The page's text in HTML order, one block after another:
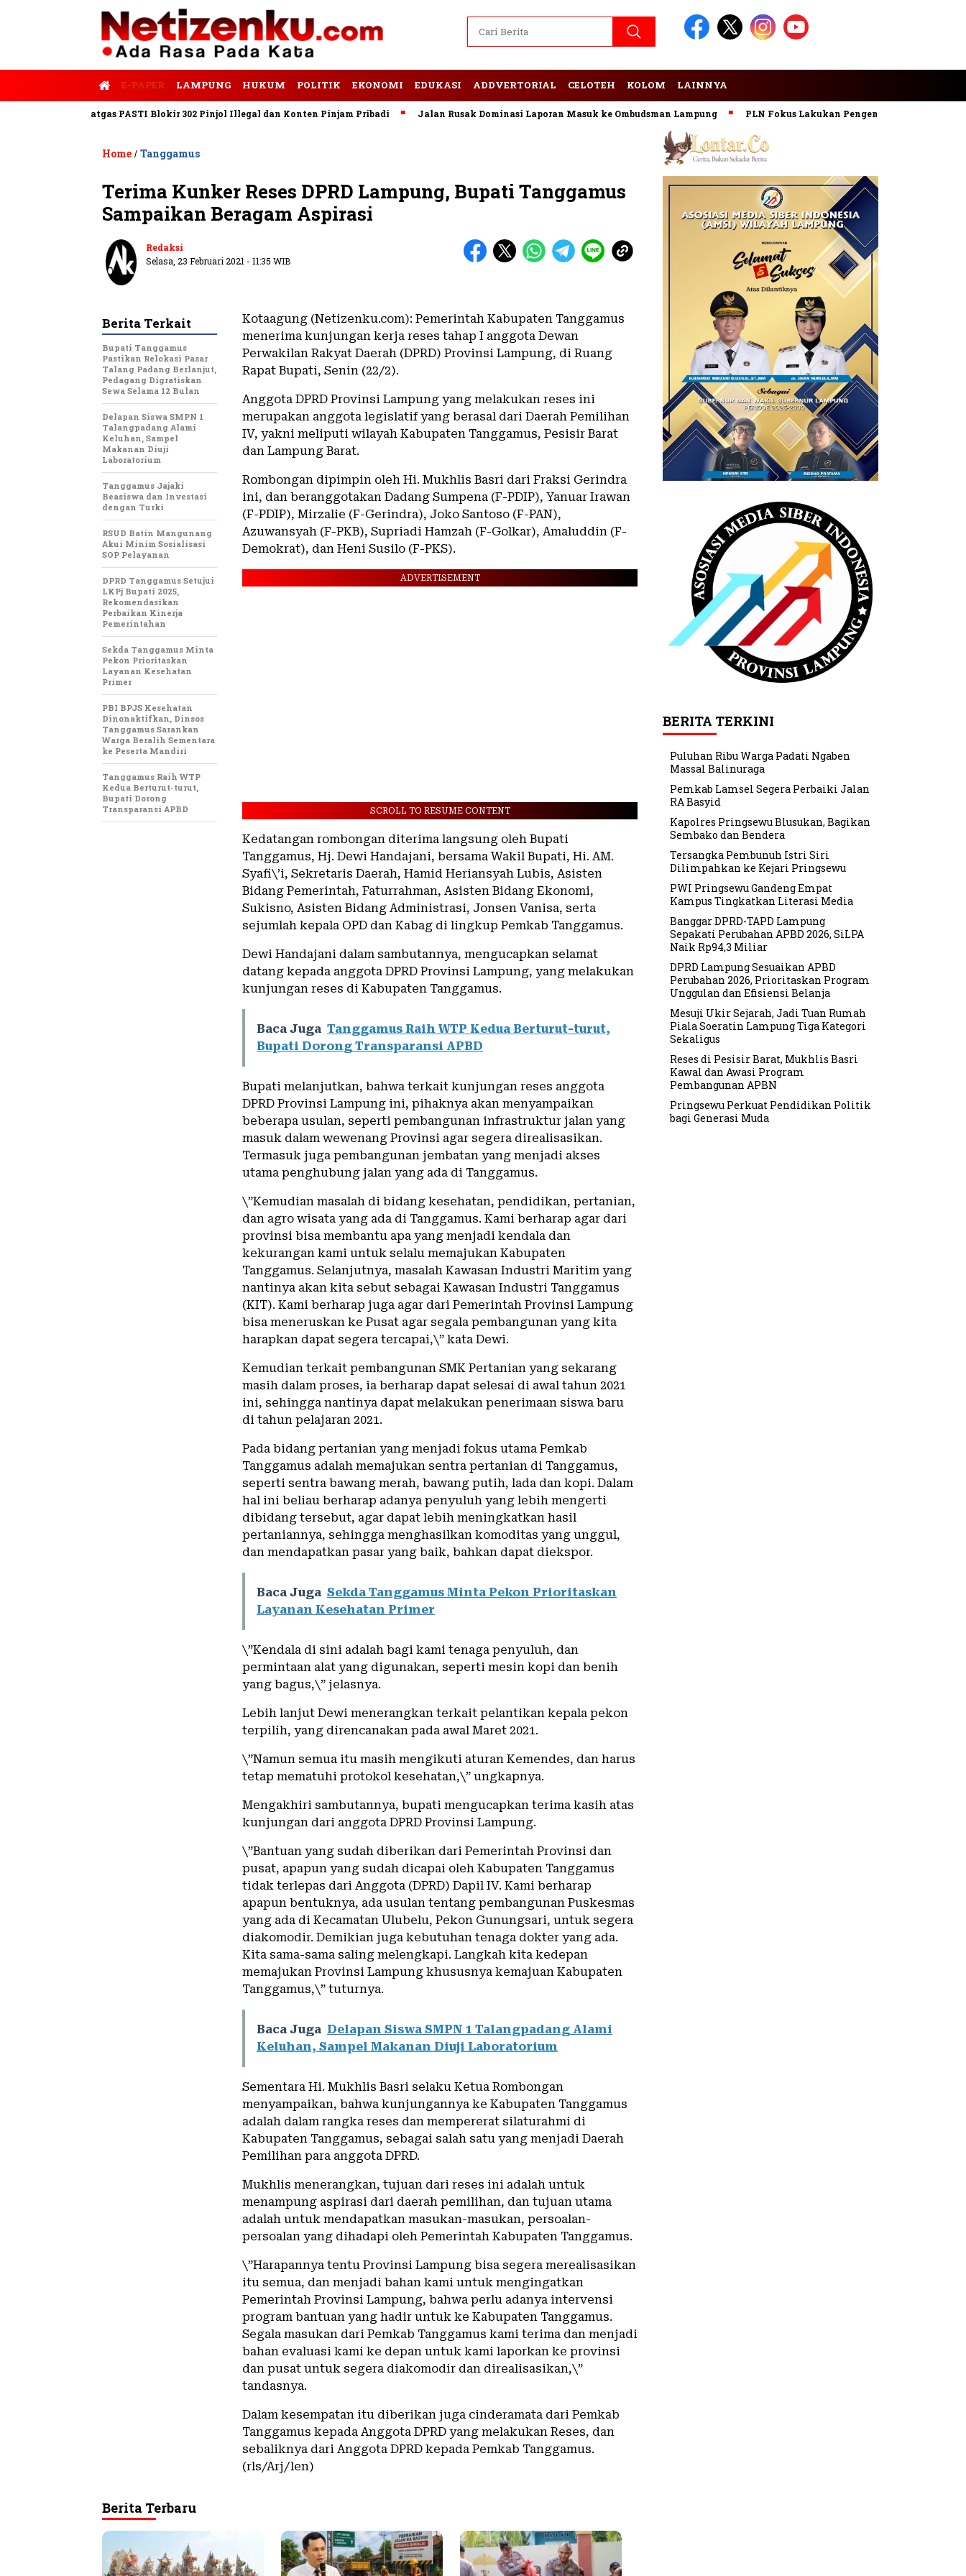
E-PAPER LAMPUNG HUKUM POLITIK EKONOMI EDUKASI ADDVERTORIAL CELOTEH KOLOM LAINNYA
Satgas PASTI Blokir 302 Pinjol Illegal dan Konten Pinjam Pribadi Jalan Rusak Dominasi Laporan Masuk ke Ombudsman Lampung PLN Fokus Lakukan Pengembangan Pembangkit EBT
Home / Tanggamus
Terima Kunker Reses DPRD Lampung, Bupati Tanggamus
Sampaikan Beragam Aspirasi
Redaksi
Selasa, 23 Februari 2021 - 11:35 WIB
Kotaagung (Netizenku.com): Pemerintah Kabupaten Tanggamus
menerima kunjungan kerja reses tahap I anggota Dewan
Perwakilan Rakyat Daerah (DPRD) Provinsi Lampung, di Ruang
Rapat Bupati, Senin (22/2).
Anggota DPRD Provinsi Lampung yang melakukan reses ini
merupakan anggota legislatif yang berasal dari Daerah Pemilihan
IV, yakni meliputi wilayah Kabupaten Tanggamus, Pesisir Barat
dan Lampung Barat.
Rombongan dipimpin oleh Hi. Mukhlis Basri dari Fraksi Gerindra
ini, dan beranggotakan Dadang Sumpena (F-PDIP), Yanuar Irawan
(F-PDIP), Mirzalie (F-Gerindra), Joko Santoso (F-PAN),
Azuwansyah (F-PKB), Supriadi Hamzah (F-Golkar), Amaluddin (F-
Demokrat), dan Heni Susilo (F-PKS).
ADVERTISEMENT
SCROLL TO RESUME CONTENT
Kedatangan rombongan diterima langsung oleh Bupati
Tanggamus, Hj. Dewi Handajani, bersama Wakil Bupati, Hi. AM.
Syafi\’i, Sekretaris Daerah, Hamid Heriansyah Lubis, Asisten
Bidang Pemerintah, Faturrahman, Asisten Bidang Ekonomi,
Sukisno, Asisten Bidang Administrasi, Jonsen Vanisa, serta
sejumlah kepala OPD dan Kabag di lingkup Pemkab Tanggamus.
Dewi Handajani dalam sambutannya, mengucapkan selamat
datang kepada anggota DPRD Provinsi Lampung, yang melakukan
kunjungan reses di Kabupaten Tanggamus.
Baca Juga Tanggamus Raih WTP Kedua Berturut-turut,
Bupati Dorong Transparansi APBD
Bupati melanjutkan, bahwa terkait kunjungan reses anggota
DPRD Provinsi Lampung ini, pihaknya akan menyampaikan
beberapa usulan, seperti pembangunan infrastruktur jalan yang
masuk dalam wewenang Provinsi agar segera direalisasikan.
Termasuk juga pembangunan jembatan yang menjadi akses
utama penghubung jalan yang ada di Tanggamus.
\”Kemudian masalah di bidang kesehatan, pendidikan, pertanian,
dan agro wisata yang ada di Tanggamus. Kami berharap agar dari
provinsi bisa membantu apa yang menjadi kendala dan
kekurangan kami untuk selalu memajukan Kabupaten
Tanggamus. Selanjutnya, masalah Kawasan Industri Maritim yang
nantinya akan kita sebut sebagai Kawasan Industri Tanggamus
(KIT). Kami berharap juga agar dari Pemerintah Provinsi Lampung
bisa meneruskan ke Pusat agar segala pembangunan yang kita
harapkan dapat segera tercapai,\” kata Dewi.
Kemudian terkait pembangunan SMK Pertanian yang sekarang
masih dalam proses, ia berharap dapat selesai di awal tahun 2021
ini, sehingga nantinya dapat melakukan penerimaan siswa baru
di tahun pelajaran 2021.
Pada bidang pertanian yang menjadi fokus utama Pemkab
Tanggamus adalah memajukan sentra pertanian di Tanggamus,
seperti sentra bawang merah, bawang putih, lada dan kopi. Dalam
hal ini beliau berharap adanya penyuluh yang lebih mengerti
dibidang tersebut, agar dapat lebih meningkatkan hasil
pertaniannya, sehingga menghasilkan komoditas yang unggul,
dan mendapatkan pasar yang baik, bahkan dapat diekspor.
Baca Juga Sekda Tanggamus Minta Pekon Prioritaskan
Layanan Kesehatan Primer
\”Kendala di sini adalah bagi kami tenaga penyuluh, dan
permintaan alat yang digunakan, seperti mesin kopi dan benih
yang bagus,\” jelasnya.
Lebih lanjut Dewi menerangkan terkait pelantikan kepala pekon
terpilih, yang direncanakan pada awal Maret 2021.
\”Namun semua itu masih mengikuti aturan Kemendes, dan harus
tetap mematuhi protokol kesehatan,\” ungkapnya.
Mengakhiri sambutannya, bupati mengucapkan terima kasih atas
kunjungan dari anggota DPRD Provinsi Lampung.
\”Bantuan yang sudah diberikan dari Pemerintah Provinsi dan
pusat, apapun yang sudah dicapai oleh Kabupaten Tanggamus
tidak terlepas dari Anggota (DPRD) Dapil IV. Kami berharap
apapun bentuknya, ada usulan tentang pembangunan Puskesmas
yang ada di Kecamatan Ulubelu, Pekon Gunungsari, untuk segera
diakomodir. Demikian juga kebutuhan tenaga dokter yang ada.
Kita sama-sama saling melengkapi. Langkah kita kedepan
memajukan Provinsi Lampung khususnya kemajuan Kabupaten
Tanggamus,\” tuturnya.
Baca Juga Delapan Siswa SMPN 1 Talangpadang Alami
Keluhan, Sampel Makanan Diuji Laboratorium
Sementara Hi. Mukhlis Basri selaku Ketua Rombongan
menyampaikan, bahwa kunjungannya ke Kabupaten Tanggamus
adalah dalam rangka reses dan mempererat silaturahmi di
Kabupaten Tanggamus, sebagai salah satu yang menjadi Daerah
Pemilihan para anggota DPRD.
Mukhlis menerangkan, tujuan dari reses ini adalah untuk
menampung aspirasi dari daerah pemilihan, dan tujuan utama
adalah untuk mendapatkan masukan-masukan, persoalan-
persoalan yang dihadapi oleh Pemerintah Kabupaten Tanggamus.
\”Harapannya tentu Provinsi Lampung bisa segera merealisasikan
itu semua, dan menjadi bahan kami untuk mengingatkan
Pemerintah Provinsi Lampung, bahwa perlu adanya intervensi
program bantuan yang hadir untuk ke Kabupaten Tanggamus.
Segala masukan dari Pemkab Tanggamus kami terima dan menjadi
bahan evaluasi kami ke depan untuk kami laporkan ke provinsi
dan pusat untuk segera diakomodir dan direalisasikan,\”
tandasnya.
Dalam kesempatan itu diberikan juga cinderamata dari Pemkab
Tanggamus kepada Anggota DPRD yang melakukan Reses, dan
sebaliknya dari Anggota DPRD kepada Pemkab Tanggamus.
(rls/Arj/len)
Berita Terkait
Bupati Tanggamus
Pastikan Relokasi Pasar
Talang Padang Berlanjut,
Pedagang Digratiskan
Sewa Selama 12 Bulan
Delapan Siswa SMPN 1
Talangpadang Alami
Keluhan, Sampel
Makanan Diuji
Laboratorium
Tanggamus Jajaki
Beasiswa dan Investasi
dengan Turki
RSUD Batin Mangunang
Akui Minim Sosialisasi
SOP Pelayanan
DPRD Tanggamus Setujui
LKPj Bupati 2025,
Rekomendasikan
Perbaikan Kinerja
Pemerintahan
Sekda Tanggamus Minta
Pekon Prioritaskan
Layanan Kesehatan
Primer
PBI BPJS Kesehatan
Dinonaktifkan, Dinsos
Tanggamus Sarankan
Warga Beralih Sementara
ke Peserta Mandiri
Tanggamus Raih WTP
Kedua Berturut-turut,
Bupati Dorong
Transparansi APBD
Berita Terbaru
BERITA TERKINI
Puluhan Ribu Warga Padati Ngaben
Massal Balinuraga
Pemkab Lamsel Segera Perbaiki Jalan
RA Basyid
Kapolres Pringsewu Blusukan, Bagikan
Sembako dan Bendera
Tersangka Pembunuh Istri Siri
Dilimpahkan ke Kejari Pringsewu
PWI Pringsewu Gandeng Empat
Kampus Tingkatkan Literasi Media
Banggar DPRD-TAPD Lampung
Sepakati Perubahan APBD 2026, SiLPA
Naik Rp94,3 Miliar
DPRD Lampung Sesuaikan APBD
Perubahan 2026, Prioritaskan Program
Unggulan dan Efisiensi Belanja
Mesuji Ukir Sejarah, Jadi Tuan Rumah
Piala Soeratin Lampung Tiga Kategori
Sekaligus
Reses di Pesisir Barat, Mukhlis Basri
Kawal dan Awasi Program
Pembangunan APBN
Pringsewu Perkuat Pendidikan Politik
bagi Generasi Muda